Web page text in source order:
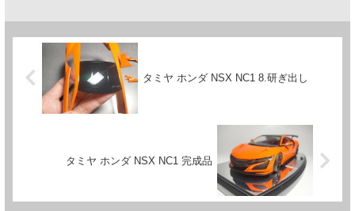
タミヤ ホンダ NSX NC1 8.研ぎ出し
タミヤ ホンダ NSX NC1 完成品